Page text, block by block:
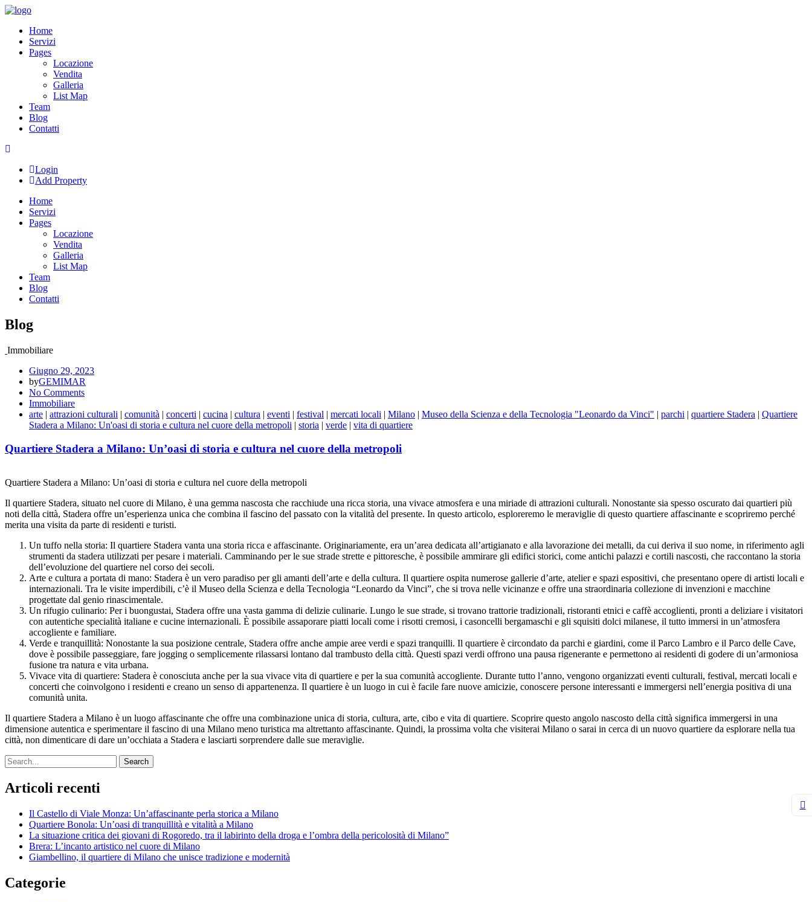
Skip
contentHome
Servizi
Pages
Locazione
Vendita
Galleria
List Map
Team
Blog
Contatti
Login
Add Property
Home
Servizi
Pages
Locazione
Vendita
Galleria
List Map
Team
Blog
Contatti
Blog
Immobiliare
Giugno 29, 2023
byGEMIMAR
No Comments
Immobiliare
arte | attrazioni culturali | comunità | concerti | cucina | cultura | eventi | festival | mercati locali | Milano | Museo della Scienza e della Tecnologia "Leonardo da Vinci" | parchi | quartiere Stadera | Quartiere
Stadera a Milano: Un'oasi di storia e cultura nel cuore della metropoli | storia | verde | vita di quartiere
Quartiere Stadera a Milano: Un’oasi di storia e cultura nel cuore della metropoli
Quartiere Stadera a Milano: Un’oasi di storia e cultura nel cuore della metropoli
Il quartiere Stadera, situato nel cuore di Milano, è una gemma nascosta che racchiude una ricca storia, una vivace atmosfera e una miriade di attrazioni culturali. Nonostante sia spesso oscurato dai quartieri più
noti della città, Stadera offre un’esperienza unica che combina il fascino del passato con la vitalità del presente. In questo articolo, esploreremo le meraviglie di questo quartiere affascinante e scopriremo perché
merita una visita da parte di residenti e turisti.
Un tuffo nella storia: Il quartiere Stadera vanta una storia ricca e affascinante. Originariamente, era un’area dedicata all’artigianato e alla lavorazione dei metalli, da cui deriva il suo nome, in riferimento agli
strumenti da stadera utilizzati per pesare i materiali. Camminando per le sue strade strette e pittoresche, è possibile ammirare gli edifici storici, come antichi palazzi e cortili nascosti, che raccontano la storia
dell’evoluzione del quartiere nel corso dei secoli.
Arte e cultura a portata di mano: Stadera è un vero paradiso per gli amanti dell’arte e della cultura. Il quartiere ospita numerose gallerie d’arte, atelier e spazi espositivi, che presentano opere di artisti locali e
internazionali. Tra le visite imperdibili, c’è il Museo della Scienza e della Tecnologia “Leonardo da Vinci”, che si trova nelle vicinanze e offre una straordinaria collezione di invenzioni e macchine
progettate dal genio rinascimentale.
Un rifugio culinario: Per i buongustai, Stadera offre una vasta gamma di delizie culinarie. Lungo le sue strade, si trovano trattorie tradizionali, ristoranti etnici e caffè accoglienti, pronti a deliziare i visitatori
con autentiche specialità italiane e cucine internazionali. È possibile assaporare piatti locali come i risotti cremosi, i casoncelli bergamaschi e gli squisiti dolci milanese, il tutto immersi in un’atmosfera
accogliente e familiare.
Verde e tranquillità: Nonostante la sua posizione centrale, Stadera offre anche ampie aree verdi e spazi tranquilli. Il quartiere è circondato da parchi e giardini, come il Parco Lambro e il Parco delle Cave,
dove è possibile passeggiare, fare jogging o semplicemente rilassarsi lontano dal trambusto della città. Questi spazi verdi offrono una pausa rigenerante e permettono ai residenti di godere di un’armoniosa
fusione tra natura e vita urbana.
Vivace vita di quartiere: Stadera è conosciuta anche per la sua vivace vita di quartiere e per la sua comunità accogliente. Durante tutto l’anno, vengono organizzati eventi culturali, festival, mercati locali e
concerti che coinvolgono i residenti e creano un senso di appartenenza. Il quartiere è un luogo in cui è facile fare nuove amicizie, conoscere persone interessanti e immergersi nell’energia positiva di una
comunità unita.
Il quartiere Stadera a Milano è un luogo affascinante che offre una combinazione unica di storia, cultura, arte, cibo e vita di quartiere. Scoprire questo angolo nascosto della città significa immergersi in una
dimensione autentica e sperimentare il fascino di una Milano meno turistica ma altrettanto affascinante. Quindi, la prossima volta che visiterai Milano o sarai in cerca di un nuovo quartiere da esplorare nella tua
città, non dimenticare di dare un’occhiata a Stadera e lasciarti sorprendere dalle sue meraviglie.
Search
Articoli recenti
Il Castello di Viale Monza: Un’affascinante perla storica a Milano
Quartiere Bonola: Un’oasi di tranquillità e vitalità a Milano
La situazione critica dei giovani di Rogoredo, tra il labirinto della droga e l’ombra della pericolosità di Milano”
Brera: L’incanto artistico nel cuore di Milano
Giambellino, il quartiere di Milano che unisce tradizione e modernità
Categorie